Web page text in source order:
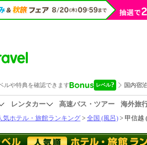
レンタカー 高速バス・ツアー
海外旅
気ホテル・旅館ランキング > 全国 (風呂) > 甲信越